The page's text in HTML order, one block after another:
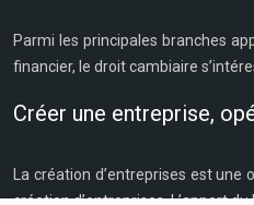
Parmi les principales branches
financier, le droit cambiaire
Créer une entreprise,
La création d’entreprises est
création d’entreprises. L’apport